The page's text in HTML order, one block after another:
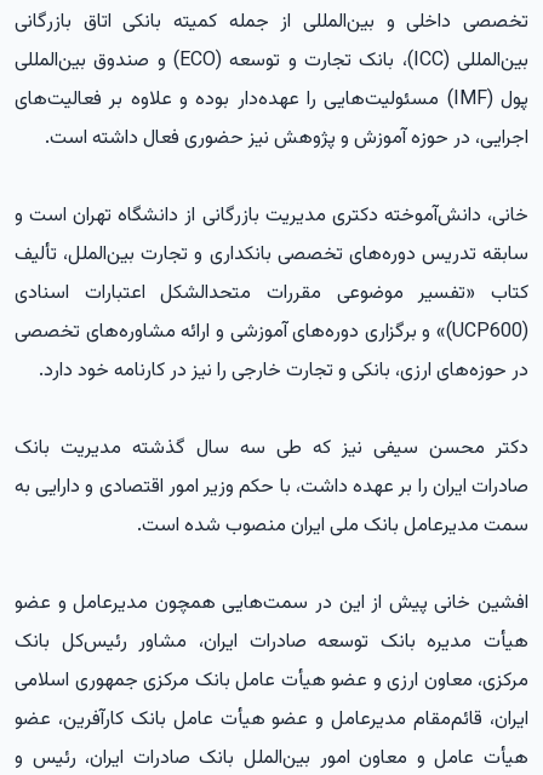
تخصصی داخلی و بین‌المللی از جمله کمیته بانکی اتاق بازرگانی
بین‌المللی (ICC)، بانک تجارت و توسعه (ECO) و صندوق بین‌المللی
پول (IMF) مسئولیت‌هایی را عهده‌دار بوده و علاوه بر فعالیت‌های
اجرایی، در حوزه آموزش و پژوهش نیز حضوری فعال داشته است.
خانی، دانش‌آموخته دکتری مدیریت بازرگانی از دانشگاه تهران است و
سابقه تدریس دوره‌های تخصصی بانکداری و تجارت بین‌الملل، تألیف
کتاب «تفسیر موضوعی مقررات متحدالشکل اعتبارات اسنادی
(UCP600)» و برگزاری دوره‌های آموزشی و ارائه مشاوره‌های تخصصی
در حوزه‌های ارزی، بانکی و تجارت خارجی را نیز در کارنامه خود دارد.
دکتر محسن سیفی نیز که طی سه سال گذشته مدیریت بانک
صادرات ایران را بر عهده داشت، با حکم وزیر امور اقتصادی و دارایی به
سمت مدیرعامل بانک ملی ایران منصوب شده است.
افشین خانی پیش از این در سمت‌هایی همچون مدیرعامل و عضو
هیأت مدیره بانک توسعه صادرات ایران، مشاور رئیس‌کل بانک
مرکزی، معاون ارزی و عضو هیأت عامل بانک مرکزی جمهوری اسلامی
ایران، قائم‌مقام مدیرعامل و عضو هیأت عامل بانک کارآفرین، عضو
هیأت عامل و معاون امور بین‌الملل بانک صادرات ایران، رئیس و